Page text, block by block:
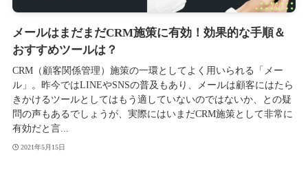
メールはまだまだCRM施策に有効！効果的な手順＆
おすすめツールは？
CRM（顧客関係管理）施策の一環としてよく用いられる「メー
ル」。昨今ではLINEやSNSの普及もあり、メールは顧客にはたら
きかけるツールとしてはもう適していないのではないか、との疑
問の声もあるでしょうが、実際にはいまだCRM施策として非常に
有効だと言...
2021年5月15日